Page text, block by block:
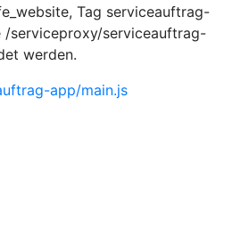
Tag serviceauftrag-
/serviceproxy/serviceauftrag-
werden.
app/main.js